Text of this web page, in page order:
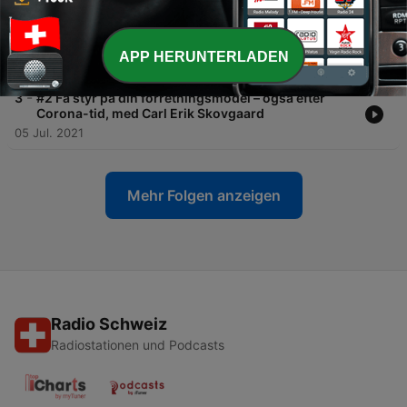
- #3 Forstå de fatale beslutninger forbundet med
“CEO-bias” med Tom Aabo
12 Jul. 2021
3 - #2 Få styr på din forretningsmodel – også efter
Corona-tid, med Carl Erik Skovgaard
05 Jul. 2021
Mehr Folgen anzeigen
Radio Schweiz
Radiostationen und Podcasts
APP HERUNTERLADEN